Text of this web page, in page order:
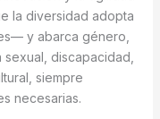
la diversidad adopta
y abarca género,
discapacidad,
siempre
necesarias.